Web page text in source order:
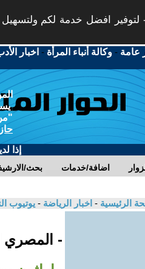
لتوفير افضل خدمة لكم ولتسهيل
عامة -وكالة أنباء المرأة - اخبار
إذا
بحث/ اضافة/خدمات
الرئيسية - اخبار الرياضة - يوتيوب
- المصري